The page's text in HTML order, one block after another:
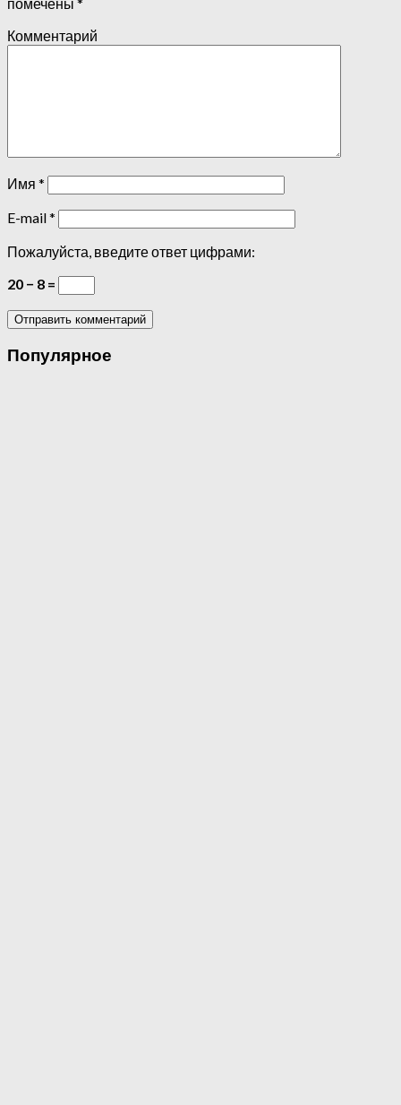
помечены *
Комментарий
Имя *
E-mail*
Пожалуйста, введите ответ цифрами:
20 − 8 =
Популярное